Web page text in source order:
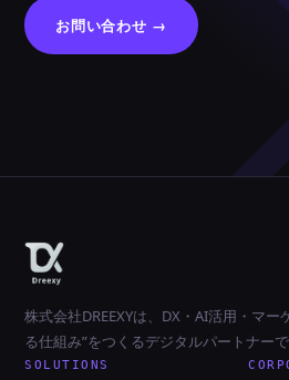
お問い合わせ →
株式会社DREEXYは、DX・AI活用・マ
る仕組み”をつくるデジタルパートナーで
SOLUTIONS